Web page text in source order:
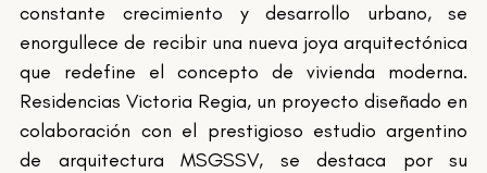
constante crecimiento y desarrollo urbano, se
enorgullece de recibir una nueva joya arquitectónica
que redefine el concepto de vivienda moderna.
Residencias Victoria Regia, un proyecto diseñado en
colaboración con el prestigioso estudio argentino
de arquitectura MSGSSV, se destaca por su